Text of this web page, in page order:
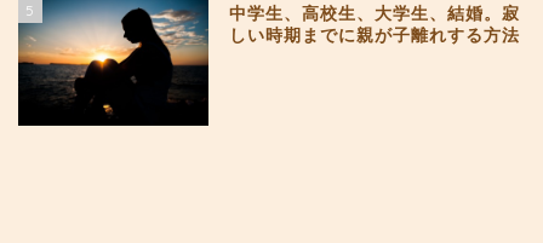
5
中学生、高校生、大学生、結婚。寂
しい時期までに親が子離れする方法